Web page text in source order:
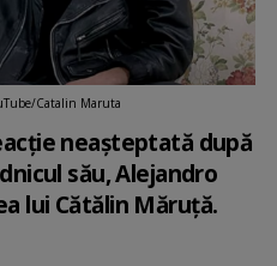
Catalin Maruta
neașteptată după
său, Alejandro
lui Cătălin Măruță.